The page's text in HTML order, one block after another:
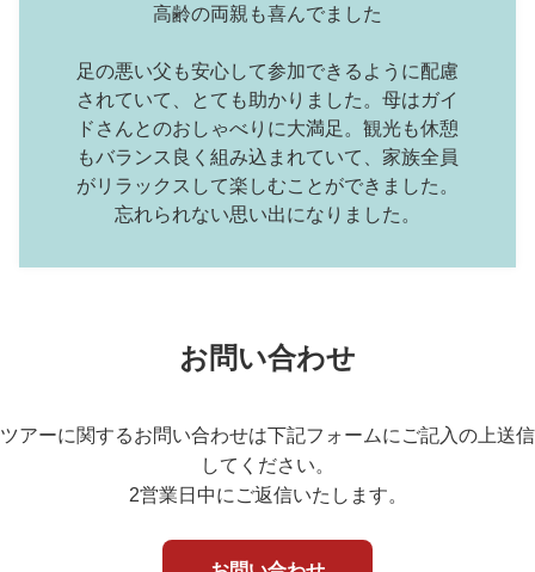
高齢の両親も喜んでました
足の悪い父も安心して参加できるように配慮
されていて、とても助かりました。母はガイ
ドさんとのおしゃべりに大満足。観光も休憩
もバランス良く組み込まれていて、家族全員
がリラックスして楽しむことができました。
お問い合わせ
ツアーに関するお問い合わせは下記フォームにご記入の上送信
してください。
2営業日中にご返信いたします。